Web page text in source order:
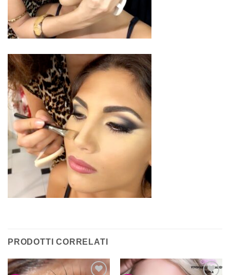
PRODOTTI CORRELATI